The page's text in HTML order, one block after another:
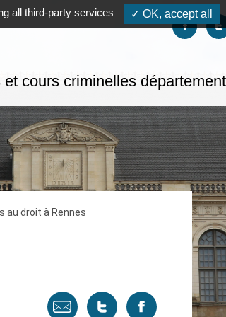
Suivez-
cours criminelles
au droit à Rennes
Envoyer Tweeter Partager
all third-party services ✓ OK, accept all